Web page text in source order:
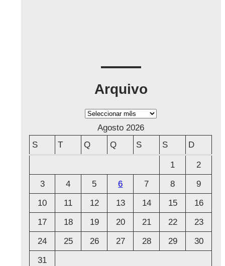
Arquivo
A
q
Agosto 2026
S
T Q Q S S D
1
2
3
4 5 6 7 8
9
10
11 12 13 14 15
16
17
18 19 20 21 22
23
24
25 26 27 28 29
30
31